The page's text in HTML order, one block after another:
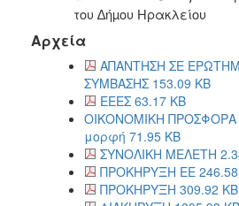
του ∆ήµου Ηρακλείου
Αρχεία
ΑΠΑΝΤΗΣΗ ΣΕ
ΣΥΜΒΑΣΗΣ 153.09 KB
ΕΕΕΣ 63.17 KB
ΟΙΚΟΝΟΜΙΚΗ ΠΡΟΣΦΟΡΑ
μορφή 71.95 KB
ΣΥΝΟΛΙΚΗ ΜΕΛΕΤΗ
ΠΡΟΚΗΡΥΞΗ ΕΕ 246.58
ΠΡΟΚΗΡΥΞΗ 309.92 KB